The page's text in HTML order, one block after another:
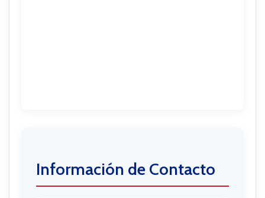
Información de Contacto